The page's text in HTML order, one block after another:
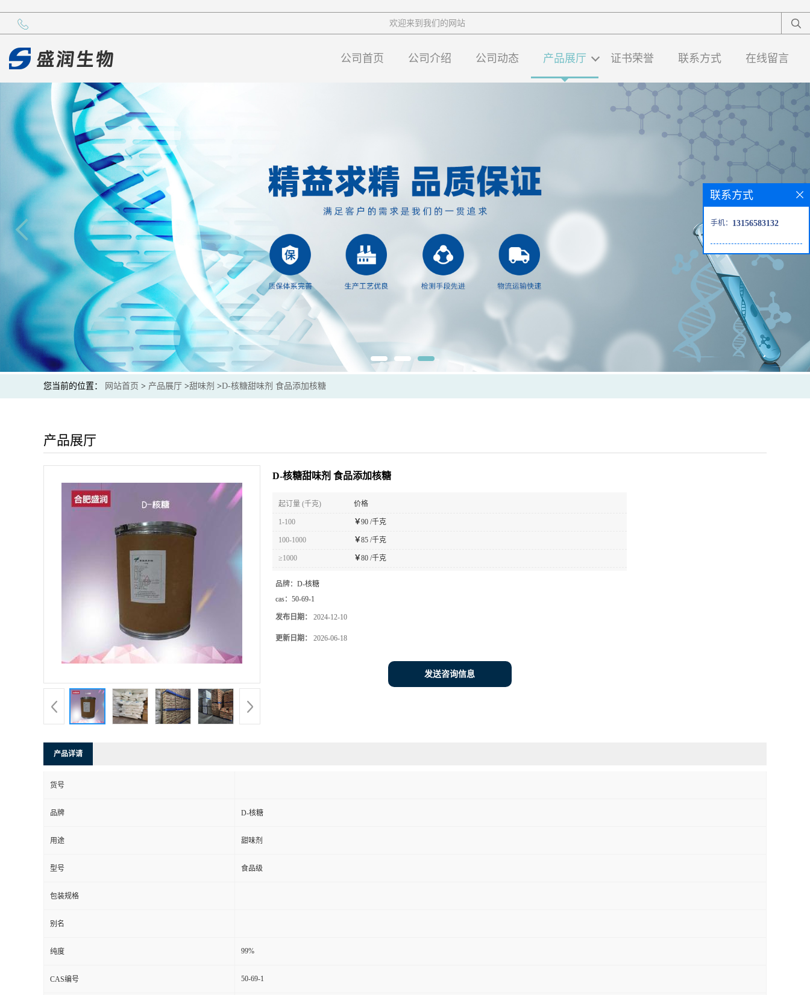
欢迎来到我们的网站
公司首页 公司介绍 公司动态 产品展厅 证书荣誉 联系方式 在线留言
您当前的位置： 网站首页 > 产品展厅 >甜味剂 >D-核糖甜味剂 食品添加核糖
产品展厅
D-核糖甜味剂 食品添加核糖
起订量 (千克) 价格
1-100 ￥90 /千克
100-1000 ￥85 /千克
≥1000 ￥80 /千克
品牌： D-核糖
cas： 50-69-1
发布日期： 2024-12-10
更新日期： 2026-06-18
发送咨询信息
产品详请
货号
品牌 D-核糖
用途 甜味剂
型号 食品级
包装规格
别名
纯度 99%
CAS编号 50-69-1
联系方式
手机： 13156583132